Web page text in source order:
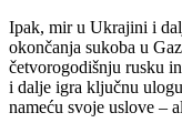
Ipak, mir u Ukrajini i
okončanja sukoba u
četvorogodišnju rusku
i dalje igra ključnu
nameću svoje uslove –